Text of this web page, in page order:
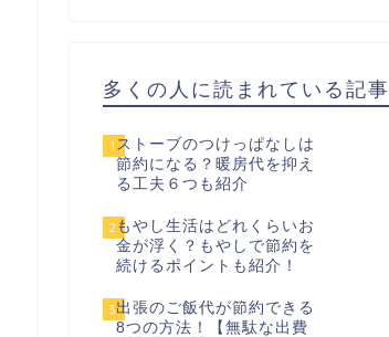
多くの人に読まれている記事
1 ストーブのつけっぱなしは
節約になる？暖房代を抑え
る工夫６つも紹介
2もやし生活はどれくらいお
金が浮く？もやしで節約を
続けるポイントも紹介！
3出張のご飯代が節約できる
8つの方法！【無駄な出費